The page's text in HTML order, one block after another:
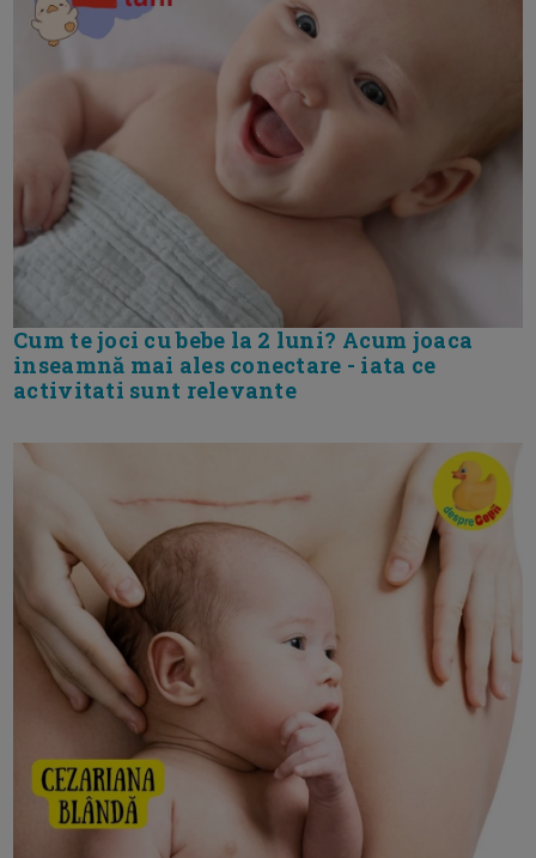
Cum te joci cu bebe la 2 luni? Acum joaca
inseamnă mai ales conectare - iata ce
activitati sunt relevante